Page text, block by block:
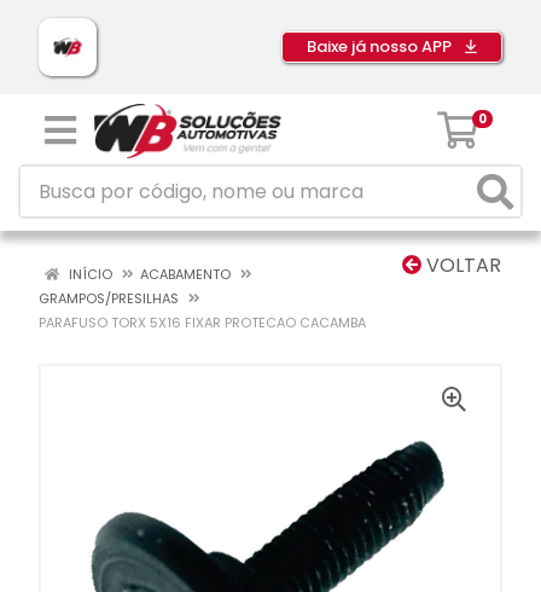
Baixe já nosso APP
0
VOLTAR
INÍCIO
ACABAMENTO
GRAMPOS/PRESILHAS
PARAFUSO TORX 5X16 FIXAR PROTECAO CACAMBA